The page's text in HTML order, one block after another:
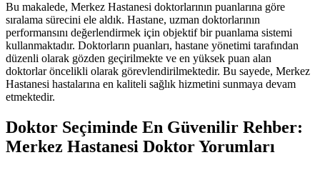
Bu makalede, Merkez Hastanesi doktorlarının puanlarına göre
sıralama sürecini ele aldık. Hastane, uzman doktorlarının
performansını değerlendirmek için objektif bir puanlama sistemi
kullanmaktadır. Doktorların puanları, hastane yönetimi tarafından
düzenli olarak gözden geçirilmekte ve en yüksek puan alan
doktorlar öncelikli olarak görevlendirilmektedir. Bu sayede, Merkez
Hastanesi hastalarına en kaliteli sağlık hizmetini sunmaya devam
etmektedir.
Doktor Seçiminde En Güvenilir Rehber:
Merkez Hastanesi Doktor Yorumları